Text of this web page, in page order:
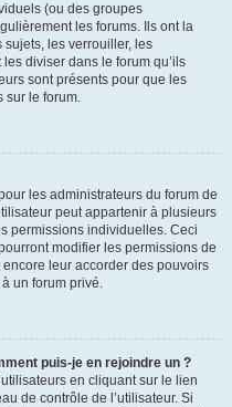
(ou des groupes
les forums. Ils ont la
les verrouiller, les
diviser dans le forum qu’ils
sont présents pour que les
sur le forum.
les administrateurs du forum de
peut appartenir à plusieurs
permissions individuelles. Ceci
modifier les permissions de
leur accorder des pouvoirs
un forum privé.
puis-je en rejoindre un ?
en cliquant sur le lien
de contrôle de l’utilisateur. Si